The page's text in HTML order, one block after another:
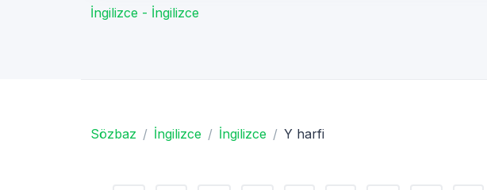
İngilizce - İngilizce
Sözbaz İngilizce İngilizce Y harfi